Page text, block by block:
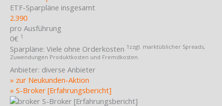
ETF-Sparpläne insgesamt
2.390
pro Ausführung
0€ 1
Sparpläne: Viele ohne Orderkosten 1 zzgl. marktüblicher Spreads,
Zuwendungen Produktkosten und Fremdkosten.
Anbieter: diverse Anbieter
» zur Neukunden-Aktion
» S-Broker [Erfahrungsbericht]